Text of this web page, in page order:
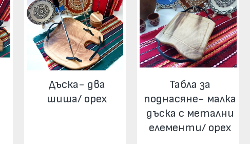
Дъска- два
шиша/ орех
Табла за
поднасяне- малка
дъска с метални
елементи/ орех